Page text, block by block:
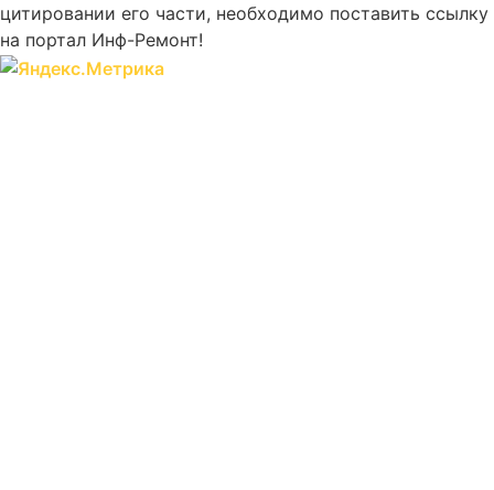
цитировании его части, необходимо поставить ссылку
на портал Инф-Ремонт!